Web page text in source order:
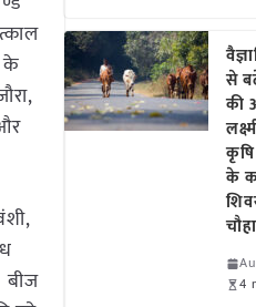
के
बीज
से
की
कृषि
के
4